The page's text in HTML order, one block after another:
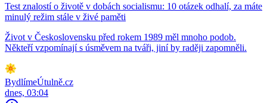
Test znalostí o životě v dobách socialismu: 10 otázek odhalí, za máte
minulý režim stále v živé paměti
Život v Československu před rokem 1989 měl mnoho podob.
Někteří vzpomínají s úsměvem na tváři, jiní by raději zapomněli.
BydlímeÚtulně.cz
dnes, 03:04